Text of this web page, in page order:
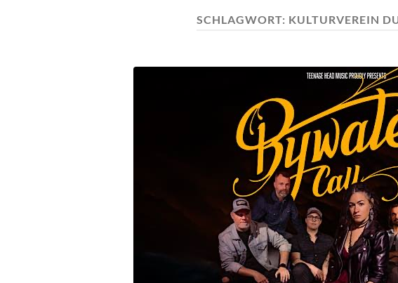
SCHLAGWORT: KULTURVEREIN